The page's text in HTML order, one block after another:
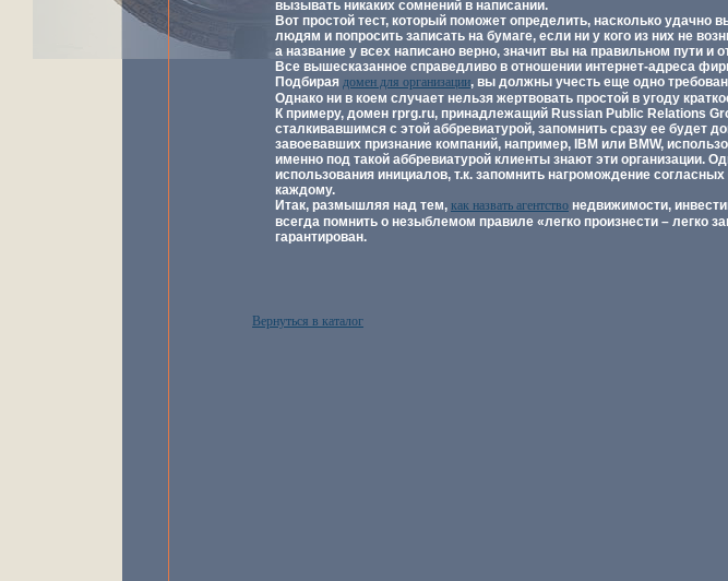
вызывать никаких сомнений в написании.
Вот простой тест, который поможет определить, насколько
людям и попросить записать на бумаге, если ни у кого из них не
а название у всех написано верно, значит вы на правильном пути и
Все вышесказанное справедливо в отношении интернет-адреса
Подбирая домен для организации, вы должны учесть еще одно
Однако ни в коем случает нельзя жертвовать простой в угоду
К примеру, домен rprg.ru, принадлежащий Russian Public Relations
сталкивавшимся с этой аббревиатурой, запомнить сразу ее будет
завоевавших признание компаний, например, IBM или BMW,
именно под такой аббревиатурой клиенты знают эти организации.
использования инициалов, т.к. запомнить нагромождение
каждому.
Итак, размышляя над тем, как назвать агентство недвижимости,
всегда помнить о незыблемом правиле «легко произнести – легко
гарантирован.
Вернуться в каталог